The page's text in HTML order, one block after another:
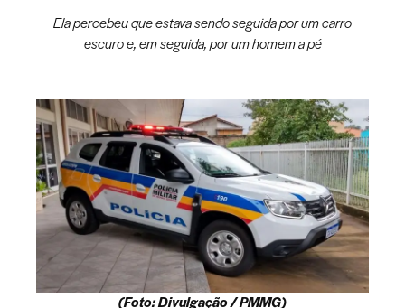
Ela percebeu que estava sendo seguida por um carro
escuro e, em seguida, por um homem a pé
(Foto: Divulgação / PMMG)